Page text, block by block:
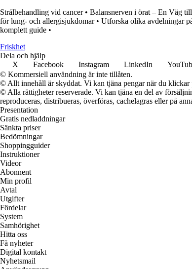
Strålbehandling vid cancer• Balansnerven i örat – En Väg
för lung- och allergisjukdomar• Utforska olika avdelningar
komplett guide •
Friskhet
Dela och hjälp
X
Facebook Instagram LinkedIn
© Kommersiell användning är inte tillåten.
© Allt innehåll är skyddat. Vi kan tjäna pengar när du klickar
© Alla rättigheter reserverade. Vi kan tjäna en del av
reproduceras, distribueras, överföras, cachelagras eller på
Presentation
Gratis nedladdningar
Sänkta priser
Bedömningar
Shoppingguider
Instruktioner
Videor
Abonnent
Min profil
Avtal
Utgifter
Fördelar
System
Samhörighet
Hitta oss
Få nyheter
Digital kontakt
Nyhetsmail